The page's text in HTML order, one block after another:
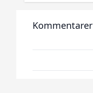
Kommentarer